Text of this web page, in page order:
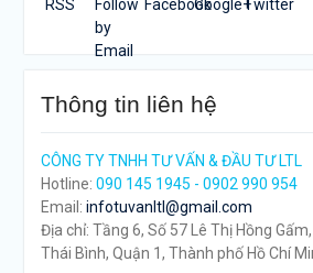
Thông tin liên hệ
CÔNG TY TNHH TƯ VẤN & ĐẦU TƯ LTL
Hotline: 090 145 1945 - 0902 990 954
Email: infotuvanltl@gmail.com
Địa chỉ: Tầng 6, Số 57 Lê Thị Hồng
Thái Bình, Quận 1, Thành phố Hồ Chí